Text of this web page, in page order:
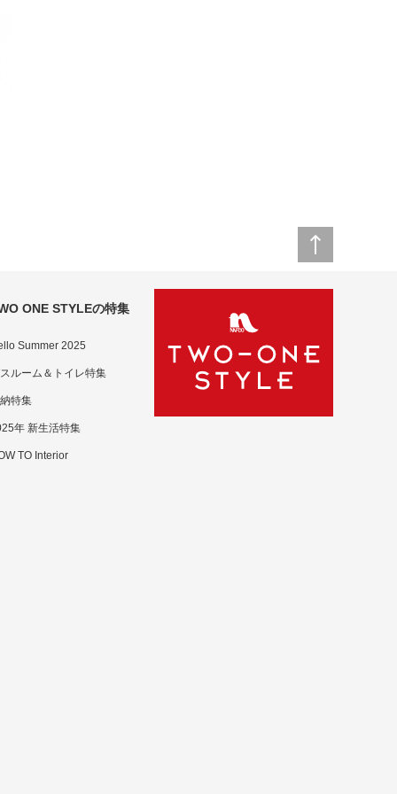
ONE STYLEの特集
Summer 2025
ルーム＆トイレ特集
特集
年 新生活特集
TO Interior